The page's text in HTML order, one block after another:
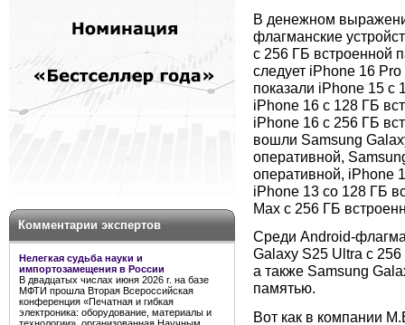
Комментарии экспертов
Нелегкая судьба науки и
импортозамещения в России
В двадцатых числах июня 2026 г. на базе
МФТИ прошла Вторая Всероссийская
конференция «Печатная и гибкая
электроника: оборудование, материалы и
В денежном
флагманские
с 256 ГБ встроенной
следует iPhone 16
показали iPhone 15 с
iPhone 16 с 128 ГБ
iPhone 16 с 256 ГБ
вошли Samsung
оперативной,
оперативной, iPhone
iPhone 13 со 128 ГБ
Max с 256 ГБ
Среди Android-
Galaxy S25 Ultra с
а также Samsung
памятью.
Вот как в компании